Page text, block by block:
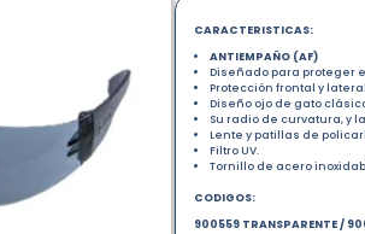
CARACTERISTICAS:
ANTIEMPAÑO (AF)
Diseñado para proteger
Protección frontal y
Diseño ojo de gato
Su radio de curvatura, y
Lente y patillas de
Filtro UV.
Tornillo de acero
CODIGOS:
900559 TRANSPARENTE /